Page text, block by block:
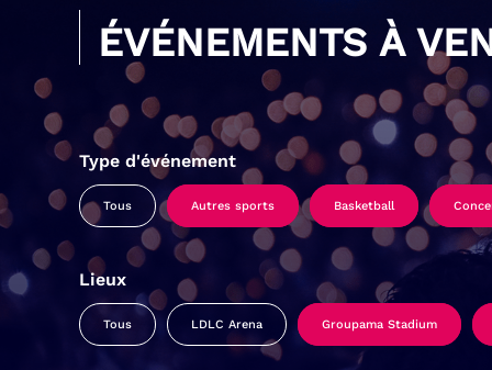
ÉVÉNEMENTS À
Type d'événement
Tous Autres sports Basketball
Lieux
Tous LDLC Arena Groupama Stadium